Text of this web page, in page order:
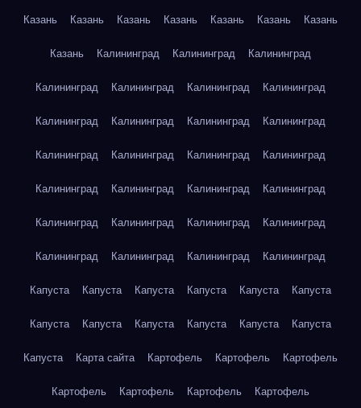
Казань Казань Казань Казань Казань Казань Казань
Казань Калининград Калининград Калининград
Калининград Калининград Калининград Калининград
Калининград Калининград Калининград Калининград
Калининград Калининград Калининград Калининград
Калининград Калининград Калининград Калининград
Калининград Калининград Калининград Калининград
Калининград Калининград Калининград Калининград
Капуста Капуста Капуста Капуста Капуста Капуста
Капуста Капуста Капуста Капуста Капуста Капуста
Капуста Карта сайта Картофель Картофель Картофель
Картофель Картофель Картофель Картофель